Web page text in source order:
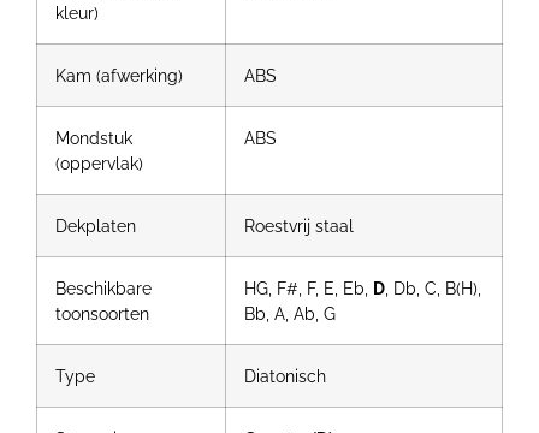
kleur)
Kam (afwerking) ABS
Mondstuk
(oppervlak)
ABS
Dekplaten Roestvrij staal
Beschikbare
toonsoorten
HG, F#, F, E, Eb, D , Db, C, B(H),
Bb, A, Ab, G
Type Diatonisch